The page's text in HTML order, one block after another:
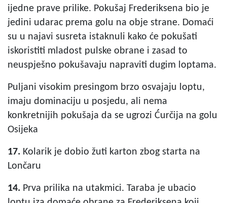
ijedne prave prilike. Pokušaj Frederiksena bio je
jedini udarac prema golu na obje strane. Domaći
su u najavi susreta istaknuli kako će pokušati
iskoristiti mladost pulske obrane i zasad to
neuspješno pokušavaju napraviti dugim loptama.
Puljani visokim presingom brzo osvajaju loptu,
imaju dominaciju u posjedu, ali nema
konkretnijih pokušaja da se ugrozi Ćurčija na golu
Osijeka
17. Kolarik je dobio žuti karton zbog starta na
Lončaru
14. Prva prilika na utakmici. Taraba je ubacio